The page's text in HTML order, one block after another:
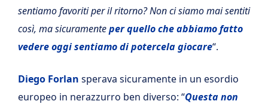
sentiamo favoriti per il ritorno? Non ci siamo mai sentiti
così, ma sicuramenteper quello che abbiamo fatto
vedere oggi sentiamo di potercela giocare“.
Diego Forlan sperava sicuramente in un esordio
europeo in nerazzurro ben diverso: “Questa non